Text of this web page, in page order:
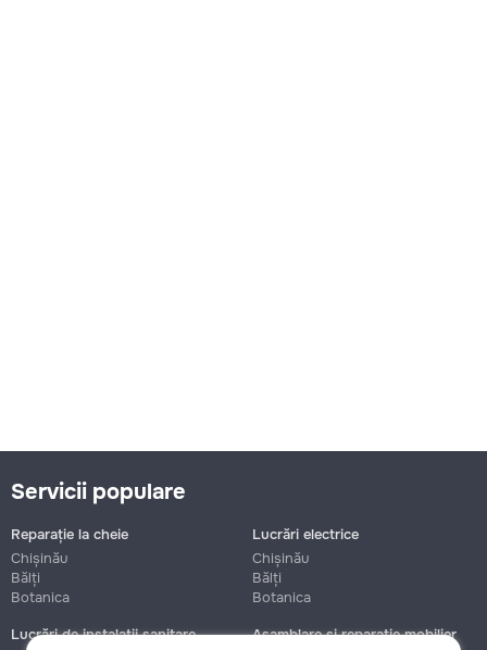
Servicii populare
Reparație la cheie
Chișinău
Bălți
Botanica
Lucrări electrice
Chișinău
Bălți
Botanica
Lucrări de instalații sanitare
Asamblare și reparație mobilier